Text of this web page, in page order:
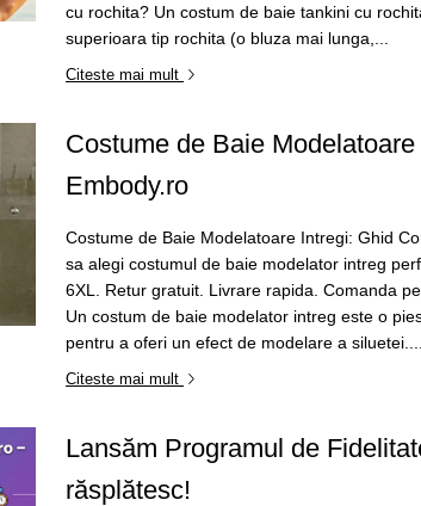
cu rochita? Un costum de baie tankini cu
superioara tip rochita (o bluza mai lunga,...
Citeste mai mult
Costume de Baie
Embody.ro
Costume de Baie Modelatoare Intregi: Ghid
sa alegi costumul de baie modelator intreg
6XL. Retur gratuit. Livrare rapida. Comanda
Un costum de baie modelator intreg este o
pentru a oferi un efect de modelare a siluetei....
Citeste mai mult
Lansăm Programul de
răsplătesc!